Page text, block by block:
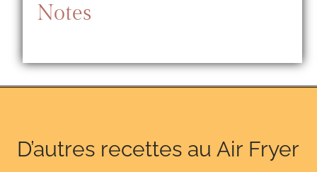
Notes
D’autres recettes au Air Fryer